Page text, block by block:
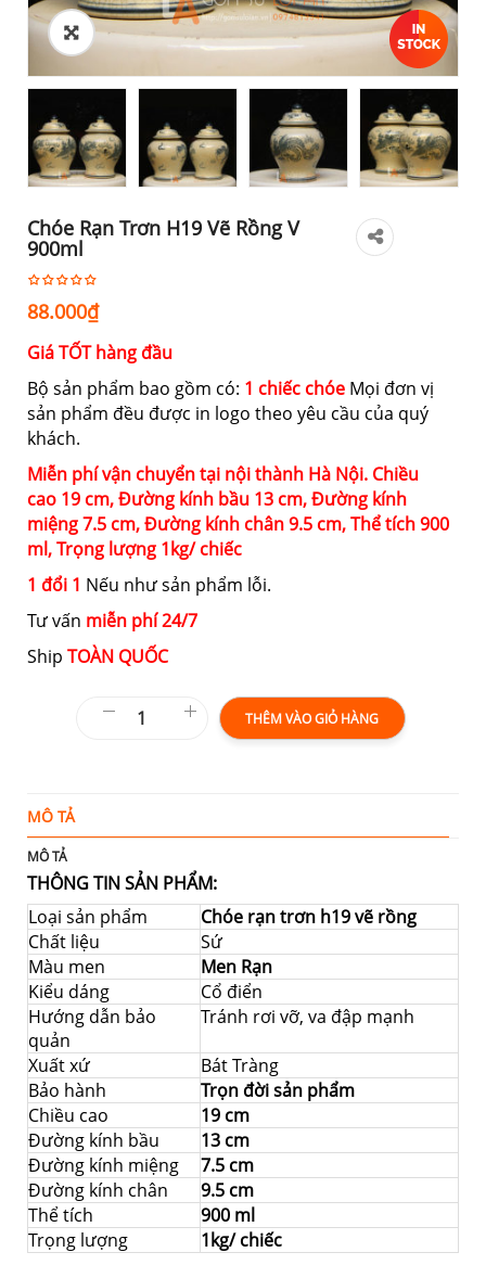
Chóe Rạn Trơn H19 Vẽ Rồng V
900ml
88.000₫
Giá TỐT hàng đầu
Bộ sản phẩm bao gồm có: 1 chiếc chóe Mọi đơn vị
sản phẩm đều được in logo theo yêu cầu của quý
khách.
Miễn phí vận chuyển tại nội thành Hà Nội. Chiều
cao 19 cm,Đường kính bầu 13 cm,Đường kính
miệng7.5 cm,Đường kính chân9.5 cm,Thể tích900
ml,Trọng lượng 1kg/ chiếc
1 đổi 1 Nếu như sản phẩm lỗi.
Tư vấn miễn phí 24/7
Ship TOÀN QUỐC
THÊM VÀO GIỎ HÀNG
MÔ TẢ
MÔ TẢ
THÔNG TIN SẢN PHẨM:
Loại sản phẩm
Chóe rạn trơn h19 vẽ rồng
Chất liệu
Sứ
Màu men
Men Rạn
Kiểu dáng
Cổ điển
Hướng dẫn bảo
quản
Tránh rơi vỡ, va đập mạnh
Xuất xứ
Bát Tràng
Bảo hành
Trọn đời sản phẩm
Chiều cao
19 cm
Đường kính bầu
13 cm
Đường kính miệng
7.5 cm
Đường kính chân
9.5 cm
Thể tích
900 ml
Trọng lượng
1kg/ chiếc